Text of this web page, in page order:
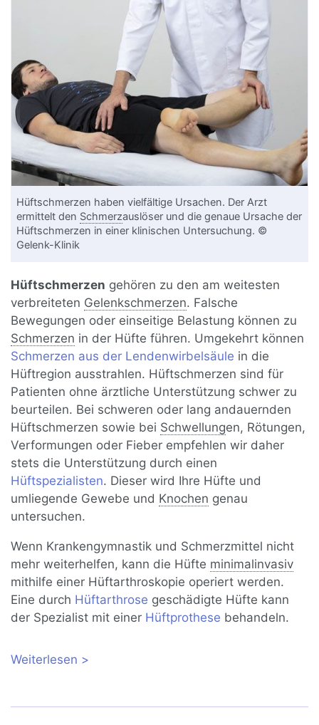
Hüftschmerzen haben vielfältige Ursachen. Der Arzt
ermittelt den Schmerzauslöser und die genaue Ursache der
Hüftschmerzen in einer klinischen Untersuchung. ©
Gelenk-Klinik
Hüftschmerzen gehören zu den am weitesten
verbreiteten Gelenkschmerzen. Falsche
Bewegungen oder einseitige Belastung können zu
Schmerzen in der Hüfte führen. Umgekehrt können
Schmerzen aus der Lendenwirbelsäule in die
Hüftregion ausstrahlen. Hüftschmerzen sind für
Patienten ohne ärztliche Unterstützung schwer zu
beurteilen. Bei schweren oder lang andauernden
Hüftschmerzen sowie bei Schwellungen, Rötungen,
Verformungen oder Fieber empfehlen wir daher
stets die Unterstützung durch einen
Hüftspezialisten. Dieser wird Ihre Hüfte und
umliegende Gewebe und Knochen genau
untersuchen.
Wenn Krankengymnastik und Schmerzmittel nicht
mehr weiterhelfen, kann die Hüfte minimalinvasiv
mithilfe einer Hüftarthroskopie operiert werden.
Eine durch Hüftarthrose geschädigte Hüfte kann
der Spezialist mit einer Hüftprothese behandeln.
Weiterlesen über Hüftschmerzen: Ursachen,